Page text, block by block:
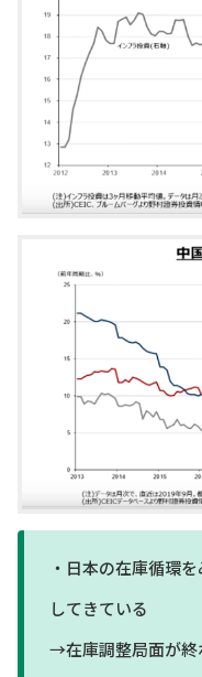
・日本の在庫循環
してきている
→在庫調整局面が終